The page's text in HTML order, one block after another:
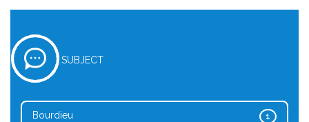
SUBJECT
1
Bourdieu